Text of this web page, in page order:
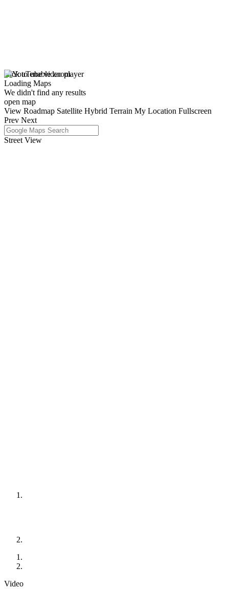
click to enable zoom
Loading Maps
We didn't find any results
open map
View Roadmap Satellite Hybrid Terrain My Location Fullscreen
Prev Next
Street View
Video